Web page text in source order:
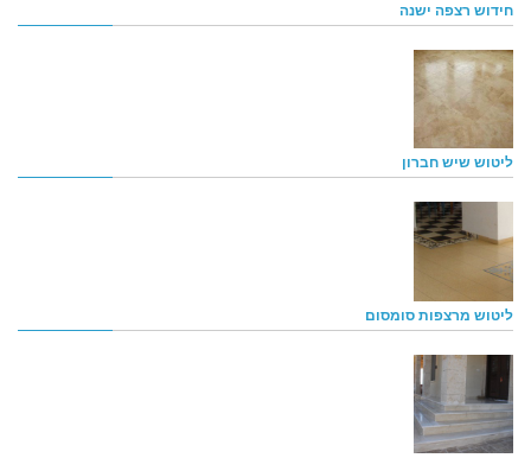
חידוש רצפה ישנה
ליטוש שיש חברון
ליטוש מרצפות סומסום